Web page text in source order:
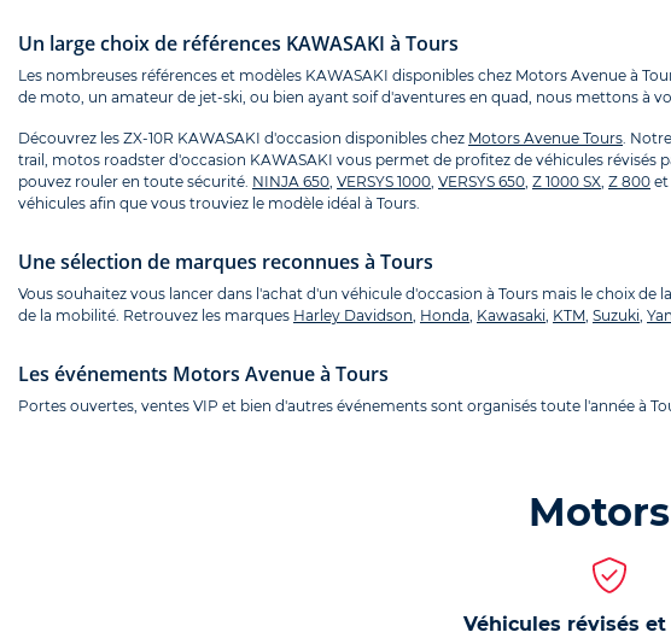
Un large choix de références KAWASAKI à Tours
Les nombreuses références et modèles KAWASAKI disponibles chez Motors Avenue à
de moto, un amateur de jet-ski, ou bien ayant soif d'aventures en quad, nous mettons à
Découvrez les ZX-10R KAWASAKI d'occasion disponibles chez Motors Avenue Tours.
trail, motos roadster d'occasion KAWASAKI vous permet de profitez de véhicules
pouvez rouler en toute sécurité. NINJA 650, VERSYS 1000, VERSYS 650, Z 1000 SX, Z 800 et
véhicules afin que vous trouviez le modèle idéal à Tours.
Une sélection de marques reconnues à Tours
Vous souhaitez vous lancer dans l'achat d'un véhicule d'occasion à Tours mais le choix de
de la mobilité. Retrouvez les marques Harley Davidson, Honda, Kawasaki, KTM, Suzuki,
Les événements Motors Avenue à Tours
Portes ouvertes, ventes VIP et bien d'autres événements sont organisés toute l'année à
Véhicules révisés